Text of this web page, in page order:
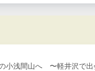
小浅間山へ 〜軽井沢で出